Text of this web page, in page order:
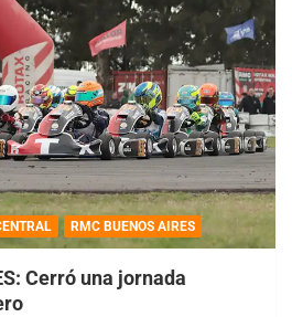
RMC BUENOS AIRES
Cerró una jornada